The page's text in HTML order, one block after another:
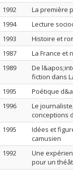
1992
La première
1994
Lecture
1993
Histoire et
1987
La France et
1989
De
fiction dans
1995
Poétique
1996
Le
conceptions
1995
Idées et
camusien
1992
Une
pour un